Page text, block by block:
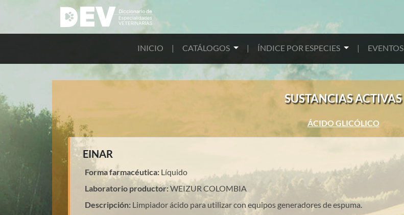
INICIO | CATÁLOGOS | ÍNDICE POR ESPECIES | EVENTOS
SUSTANCIAS ACTIVAS
ÁCIDO GLICÓLICO
EINAR
Forma farmacéutica: Líquido
Laboratorio productor:WEIZUR COLOMBIA
Descripción: Limpiador ácido para utilizar con equipos generadores de espuma.